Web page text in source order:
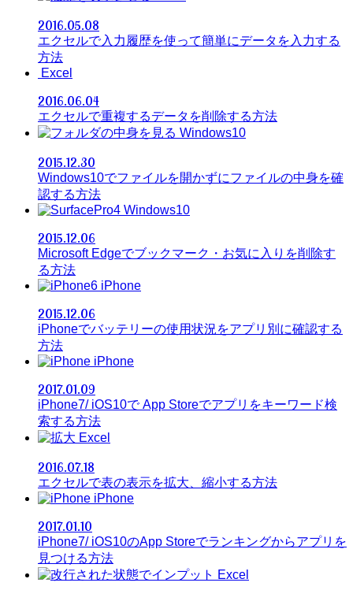
2016.05.08
エクセルで入力履歴を使って簡単にデータを入力する
方法
Excel
2016.06.04
エクセルで重複するデータを削除する方法
Windows10
2015.12.30
Windows10でファイルを開かずにファイルの中身を確
認する方法
Windows10
2015.12.06
Microsoft Edgeでブックマーク・お気に入りを削除す
る方法
iPhone
2015.12.06
iPhoneでバッテリーの使用状況をアプリ別に確認する
方法
iPhone
2017.01.09
iPhone7/ iOS10で App Storeでアプリをキーワード検
索する方法
Excel
2016.07.18
エクセルで表の表示を拡大、縮小する方法
iPhone
2017.01.10
iPhone7/ iOS10のApp Storeでランキングからアプリを
見つける方法
Excel